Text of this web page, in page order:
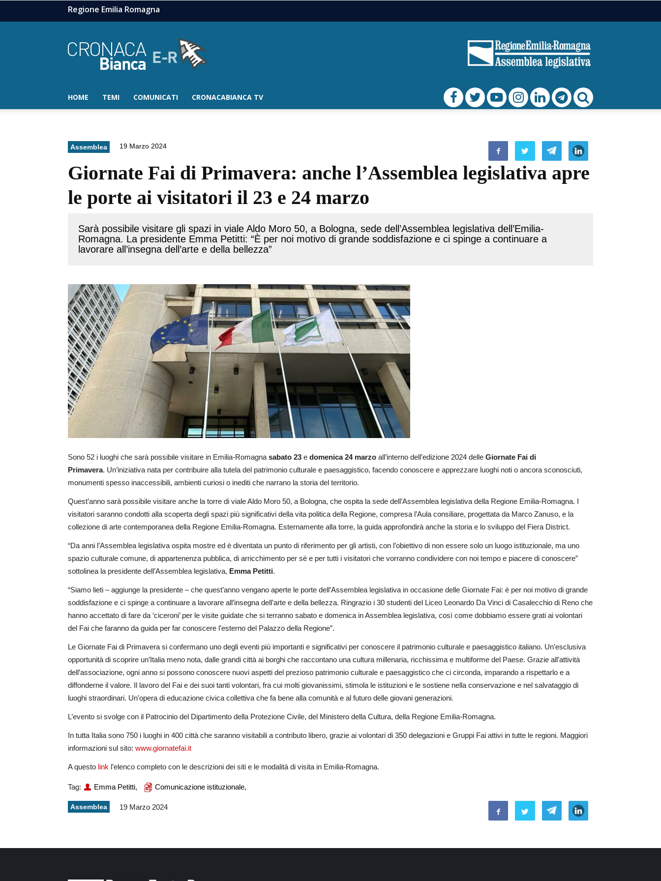
Regione Emilia Romagna
HOME TEMI COMUNICATI CRONACABIANCA TV
Assemblea 19 Marzo 2024
Giornate Fai di Primavera: anche l’Assemblea legislativa apre
le porte ai visitatori il 23 e 24 marzo
Sarà possibile visitare gli spazi in viale Aldo Moro 50, a Bologna, sede dell’Assemblea legislativa dell’Emilia-
Romagna. La presidente Emma Petitti: “È per noi motivo di grande soddisfazione e ci spinge a continuare a
lavorare all’insegna dell’arte e della bellezza”
Sono 52 i luoghi che sarà possibile visitare in Emilia-Romagna sabato 23 e domenica 24 marzo all’interno dell’edizione 2024 delle Giornate Fai di
Primavera. Un’iniziativa nata per contribuire alla tutela del patrimonio culturale e paesaggistico, facendo conoscere e apprezzare luoghi noti o ancora sconosciuti,
monumenti spesso inaccessibili, ambienti curiosi o inediti che narrano la storia del territorio.
Quest’anno sarà possibile visitare anche la torre di viale Aldo Moro 50, a Bologna, che ospita la sede dell’Assemblea legislativa della Regione Emilia-Romagna. I
visitatori saranno condotti alla scoperta degli spazi più significativi della vita politica della Regione, compresa l’Aula consiliare, progettata da Marco Zanuso, e la
collezione di arte contemporanea della Regione Emilia-Romagna. Esternamente alla torre, la guida approfondirà anche la storia e lo sviluppo del Fiera District.
“Da anni l’Assemblea legislativa ospita mostre ed è diventata un punto di riferimento per gli artisti, con l’obiettivo di non essere solo un luogo istituzionale, ma uno
spazio culturale comune, di appartenenza pubblica, di arricchimento per sé e per tutti i visitatori che vorranno condividere con noi tempo e piacere di conoscere”
sottolinea la presidente dell’Assemblea legislativa, Emma Petitti.
“Siamo lieti – aggiunge la presidente – che quest’anno vengano aperte le porte dell’Assemblea legislativa in occasione delle Giornate Fai: è per noi motivo di grande
soddisfazione e ci spinge a continuare a lavorare all’insegna dell’arte e della bellezza. Ringrazio i 30 studenti del Liceo Leonardo Da Vinci di Casalecchio di Reno che
hanno accettato di fare da ‘ciceroni’ per le visite guidate che si terranno sabato e domenica in Assemblea legislativa, così come dobbiamo essere grati ai volontari
del Fai che faranno da guida per far conoscere l’esterno del Palazzo della Regione”.
Le Giornate Fai di Primavera si confermano uno degli eventi più importanti e significativi per conoscere il patrimonio culturale e paesaggistico italiano. Un’esclusiva
opportunità di scoprire un’Italia meno nota, dalle grandi città ai borghi che raccontano una cultura millenaria, ricchissima e multiforme del Paese. Grazie all’attività
dell’associazione, ogni anno si possono conoscere nuovi aspetti del prezioso patrimonio culturale e paesaggistico che ci circonda, imparando a rispettarlo e a
diffonderne il valore. Il lavoro del Fai e dei suoi tanti volontari, fra cui molti giovanissimi, stimola le istituzioni e le sostiene nella conservazione e nel salvataggio di
luoghi straordinari. Un’opera di educazione civica collettiva che fa bene alla comunità e al futuro delle giovani generazioni.
L’evento si svolge con il Patrocinio del Dipartimento della Protezione Civile, del Ministero della Cultura, della Regione Emilia-Romagna.
In tutta Italia sono 750 i luoghi in 400 città che saranno visitabili a contributo libero, grazie ai volontari di 350 delegazioni e Gruppi Fai attivi in tutte le regioni. Maggiori
informazioni sul sito: www.giornatefai.it
A questo link l’elenco completo con le descrizioni dei siti e le modalità di visita in Emilia-Romagna.
Tag: Emma Petitti, Comunicazione istituzionale,
Assemblea 19 Marzo 2024